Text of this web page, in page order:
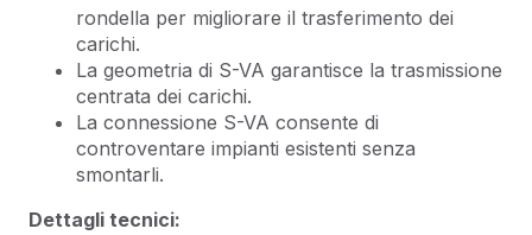
rondella per migliorare il trasferimento dei
carichi.
La geometria di S-VA garantisce la trasmissione
centrata dei carichi.
La connessione S-VA consente di
controventare impianti esistenti senza
smontarli.
Dettagli tecnici: